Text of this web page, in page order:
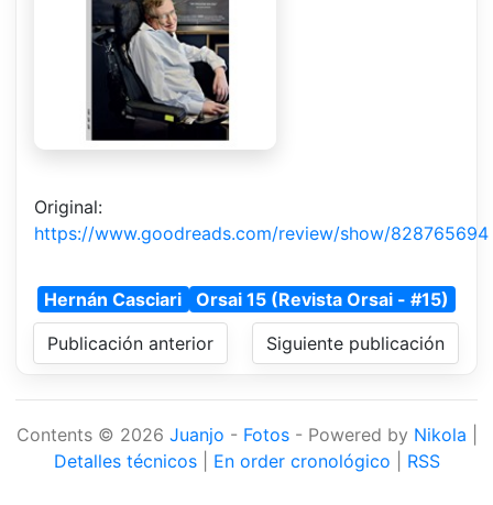
Original:
https://www.goodreads.com/review/show/828765694
Hernán Casciari
Orsai 15 (Revista Orsai - #15)
Publicación anterior
Siguiente publicación
Contents © 2026 Juanjo - Fotos- Powered by Nikola
Detalles técnicos| En order cronológico RSS